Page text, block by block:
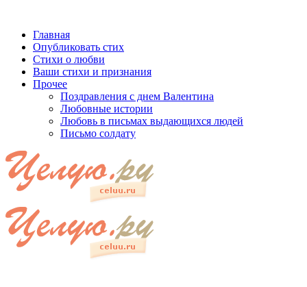
Главная
Опубликовать стих
Стихи о любви
Ваши стихи и признания
Прочее
Поздравления с днем Валентина
Любовные истории
Любовь в письмах выдающихся людей
Письмо солдату